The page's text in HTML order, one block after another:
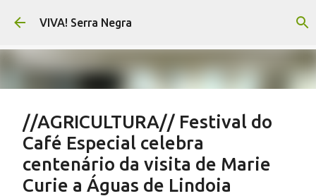
Pular para o conteúdo principal
VIVA! Serra Negra
//AGRICULTURA// Festival do
Café Especial celebra
centenário da visita de Marie
Curie a Águas de Lindoia